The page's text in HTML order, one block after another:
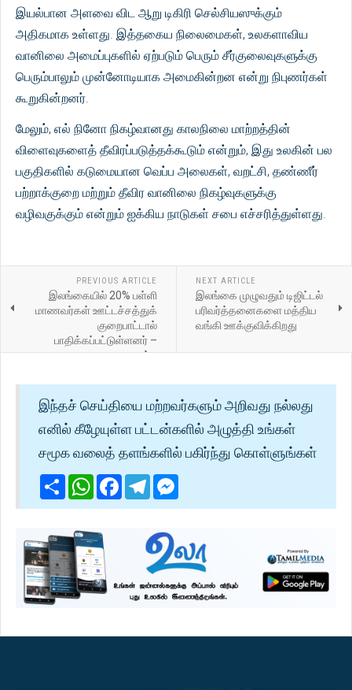
இயல்பான அளவை விட ஆறு டிகிரி செல்சியஸுக்கும்
அதிகமாக உள்ளது. இத்தகைய நிலைமைகள், உலகளாவிய
வானிலை அமைப்புகளில் ஏற்படும் பெரும் சீர்குலைவுகளுக்கு
பெரும்பாலும் முன்னோடியாக அமைகின்றன என்று நிபுணர்கள்
கூறுகின்றனர்.
மேலும், எல் நினோ நிகழ்வானது காலநிலை மாற்றத்தின்
விளைவுகளைத் தீவிரப்படுத்தக்கூடும் என்றும், இது உலகின் பல
பகுதிகளில் கடுமையான வெப்ப அலைகள், வறட்சி, தண்ணீர்
பற்றாக்குறை மற்றும் தீவிர வானிலை நிகழ்வுகளுக்கு
வழிவகுக்கும் என்றும் ஐக்கிய நாடுகள் சபை எச்சரித்துள்ளது.
PREVIOUS ARTICLE
இலங்கையில் 20% பள்ளி
மாணவர்கள் ஊட்டச்சத்துக்
குறைபாட்டால்
பாதிக்கப்பட்டுள்ளனர் –
சுகாதார அமைச்சு
NEXT ARTICLE
இலங்கை முழுவதும் டிஜிட்டல்
பரிவர்த்தனைகளை மத்திய
வங்கி ஊக்குவிக்கிறது
இந்தச் செய்தியை மற்றவர்களும் அறிவது நல்லது
எனில் கீழேயுள்ள பட்டன்களில் அழுத்தி உங்கள்
சமூக வலைத் தளங்களில் பகிர்ந்து கொள்ளுங்கள்
ShareWhatsApp
Facebook
Telegram